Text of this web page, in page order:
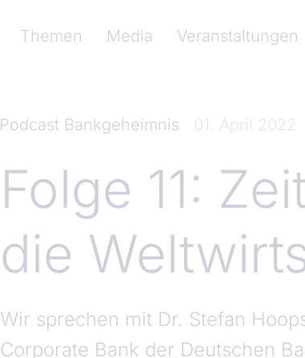
Themen
Media Veranstaltungen
Podcast Bankgeheimnis 01. April 2022
Folge 11:
die
Wir sprechen mit Dr. Stefan
Corporate Bank der Deutschen